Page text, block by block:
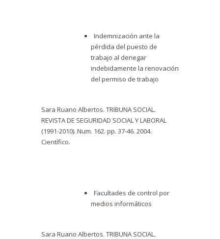
Indemnización ante la
pérdida del puesto de
trabajo al denegar
indebidamente la renovación
del permiso de trabajo
Sara Ruano Albertos. TRIBUNA SOCIAL.
REVISTA DE SEGURIDAD SOCIAL Y LABORAL
(1991-2010). Num. 162. pp. 37-46. 2004.
Científico.
Facultades de control por
medios informáticos
Sara Ruano Albertos. TRIBUNA SOCIAL.